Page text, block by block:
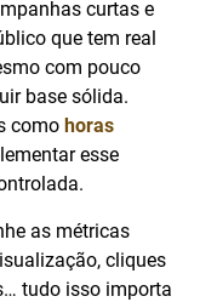
curtas e
que tem real
com pouco
base sólida.
como horas
esse
as métricas
cliques
tudo isso importa